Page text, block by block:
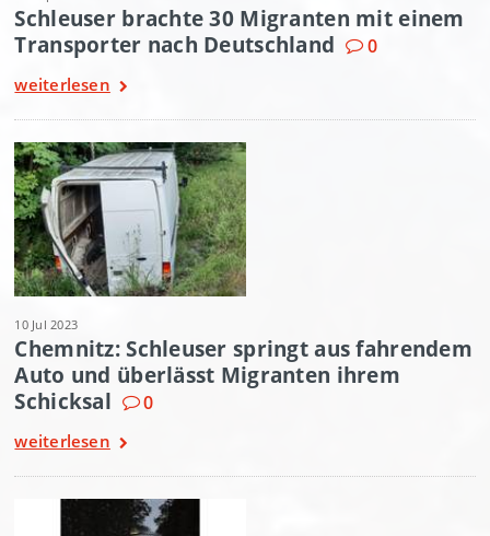
Schleuser brachte 30 Migranten mit einem
Transporter nach Deutschland
0
weiterlesen
10 Jul 2023
Chemnitz: Schleuser springt aus fahrendem
Auto und überlässt Migranten ihrem
Schicksal
0
weiterlesen